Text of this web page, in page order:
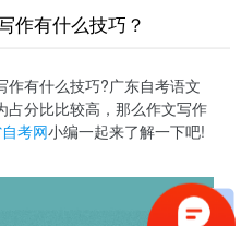
作有什么技巧？
有什么技巧?广东自考语文
占分比比较高，那么作文写作
考网小编一起来了解一下吧!